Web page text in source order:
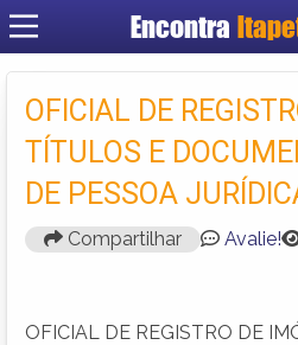
Encontra
Criar
OFICIAL DE
TÍTULOS E
DE PESSOA
Compartilhar Avalie!
OFICIAL DE REGISTRO DE